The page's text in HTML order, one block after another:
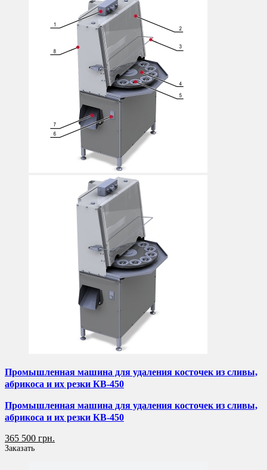
Промышленная машина для удаления косточек из сливы,
абрикоса и их резки КВ-450
Промышленная машина для удаления косточек из сливы,
абрикоса и их резки КВ-450
365 500 грн.
Заказать